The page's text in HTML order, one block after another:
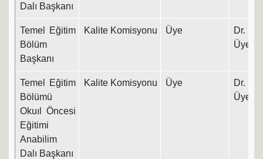
Dalı Başkanı
Temel Eğitim
Bölüm
Başkanı
Kalite Komisyonu Üye
Dr.
Üyesi
Temel Eğitim
Bölümü
Okuıl Öncesi
Eğitimi
Anabilim
Dalı Başkanı
Kalite Komisyonu Üye
Dr.
Üyesi